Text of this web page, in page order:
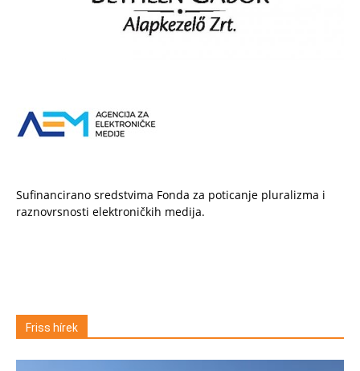
Sufinancirano sredstvima Fonda za poticanje pluralizma i
raznovrsnosti elektroničkih medija.
Friss hírek